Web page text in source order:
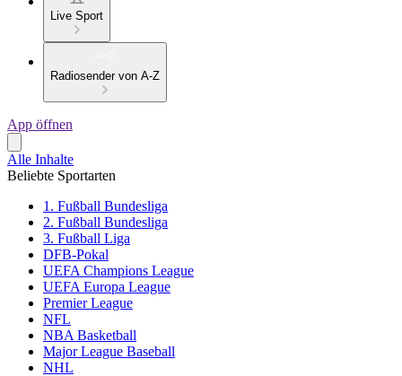
Live Sport
Radiosender von A-Z
App öffnen
Alle Inhalte
Beliebte Sportarten
1. Fußball Bundesliga
2. Fußball Bundesliga
3. Fußball Liga
DFB-Pokal
UEFA Champions League
UEFA Europa League
Premier League
NFL
NBA Basketball
Major League Baseball
NHL